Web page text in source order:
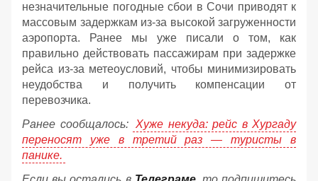
незначительные погодные сбои в Сочи приводят к
массовым задержкам из-за высокой загруженности
аэропорта. Ранее мы уже писали о том, как
правильно действовать пассажирам при задержке
рейса из-за метеоусловий, чтобы минимизировать
неудобства и получить компенсации от
перевозчика.
Ранее сообщалось: Хуже некуда: рейс в Хургаду
переносят уже в третий раз — туристы в
панике.